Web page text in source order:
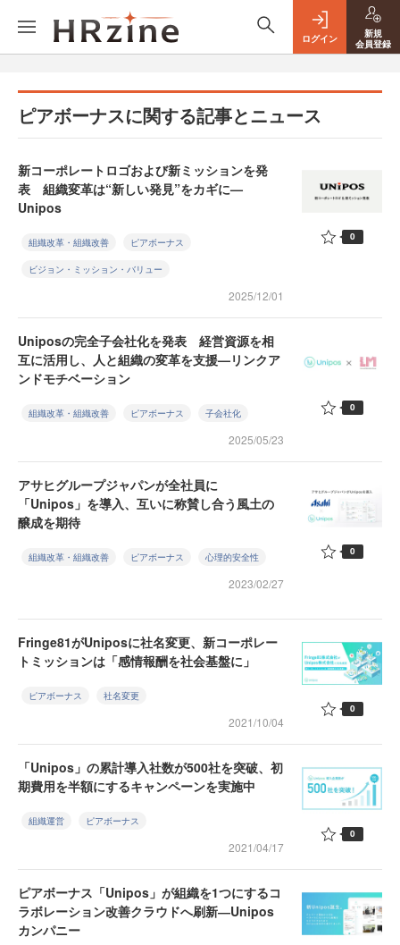
ログイン
新規
会員登録
ピアボーナスに関する記事とニュース
新コーポレートロゴおよび新ミッションを発
表 組織変革は“新しい発見”をカギに—
Unipos
組織改革・組織改善 ピアボーナス
ビジョン・ミッション・バリュー
2025/12/01
0
Uniposの完全子会社化を発表 経営資源を相
互に活用し、人と組織の変革を支援—リンクア
ンドモチベーション
組織改革・組織改善 ピアボーナス 子会社化
2025/05/23
0
アサヒグループジャパンが全社員に
「Unipos」を導入、互いに称賛し合う風土の
醸成を期待
組織改革・組織改善 ピアボーナス 心理的安全性
2023/02/27
0
Fringe81がUniposに社名変更、新コーポレー
トミッションは「感情報酬を社会基盤に」
ピアボーナス 社名変更
2021/10/04
0
「Unipos」の累計導入社数が500社を突破、初
期費用を半額にするキャンペーンを実施中
組織運営 ピアボーナス
2021/04/17
0
ピアボーナス「Unipos」が組織を1つにするコ
ラボレーション改善クラウドへ刷新―Unipos
カンパニー